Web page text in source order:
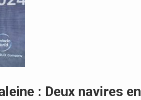
: Deux navires en